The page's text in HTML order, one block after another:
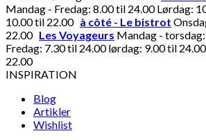
Mandag - Fredag: 8.00 til 24.00 Lørdag:
10.00 til 22.00 à côté - Le bistrot
22.00 Les Voyageurs Mandag -
Fredag: 7.30 til 24.00 lørdag: 9.00 til
22.00
INSPIRATION
Blog
Artikler
Wishlist